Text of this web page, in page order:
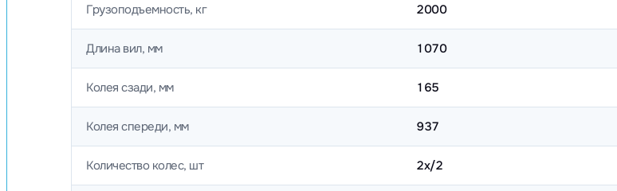
Грузоподъемность, кг 2000
Длина вил, мм 1070
Колея сзади, мм 165
Колея спереди, мм 937
Количество колес, шт 2х/2